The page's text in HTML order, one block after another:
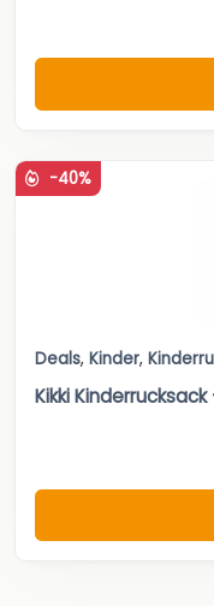
-40%
Deals, Kinder,
Kikki